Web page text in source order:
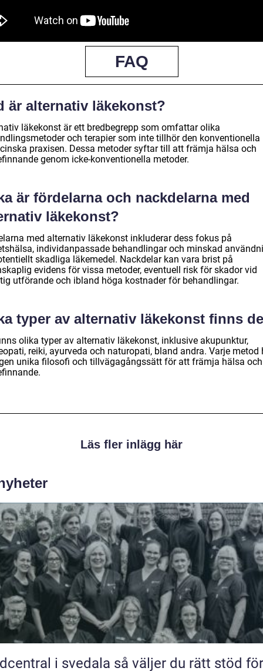
FAQ
är alternativ läkekonst?
läkekonst är ett bredbegrepp som omfattar olika
och terapier som inte tillhör den konventionella
praxisen. Dessa metoder syftar till att främja hälsa och
genom icke-konventionella metoder.
är fördelarna och nackdelarna med
läkekonst?
med alternativ läkekonst inkluderar dess fokus på
individanpassade behandlingar och minskad
skadliga läkemedel. Nackdelar kan vara brist på
evidens för vissa metoder, eventuell risk för skador vid
utförande och ibland höga kostnader för behandlingar.
typer av alternativ läkekonst finns
olika typer av alternativ läkekonst, inklusive akupunktur,
reiki, ayurveda och naturopati, bland andra. Varje metod
unika filosofi och tillvägagångssätt för att främja hälsa och
Läs fler inlägg här
i svedala så väljer du rätt stöd för